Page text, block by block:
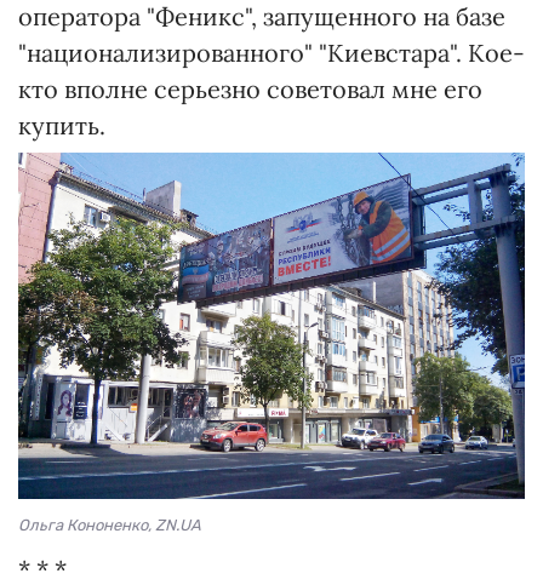
оператора "Феникс", запущенного на базе
"национализированного" "Киевстара". Кое-
кто вполне серьезно советовал мне его
купить.
Ольга Кононенко, ZN.UA
* * *